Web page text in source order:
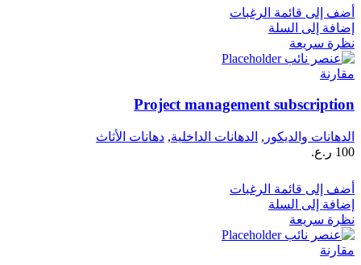
أضف إلى قائمة الرغبات
إضافة إلى السلة
نظرة سريعة
مقارنة
Project management subscription
الدهانات والديكور , الدهانات الداخلية, دهانات الأثاث
100 ر.ع.
أضف إلى قائمة الرغبات
إضافة إلى السلة
نظرة سريعة
مقارنة